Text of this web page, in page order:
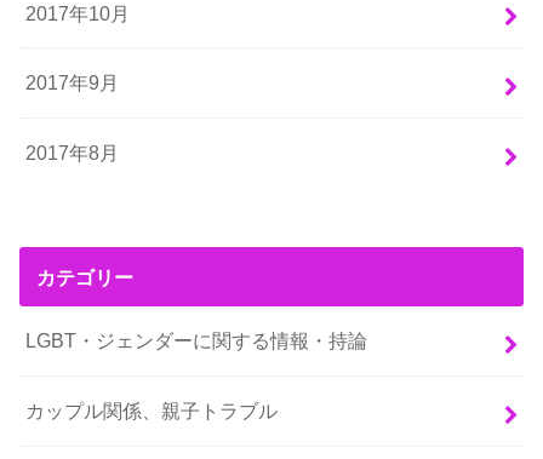
2017年10月
2017年9月
2017年8月
カテゴリー
LGBT・ジェンダーに関する情報・持論
カップル関係、親子トラブル